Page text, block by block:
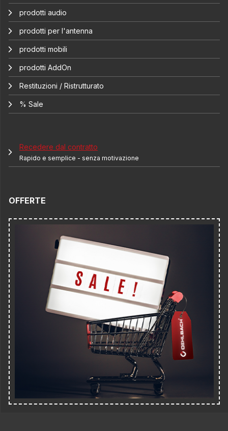
prodotti audio
prodotti per l'antenna
prodotti mobili
prodotti AddOn
Restituzioni / Ristrutturato
% Sale
Recedere dal contratto
Rapido e semplice - senza motivazione
OFFERTE